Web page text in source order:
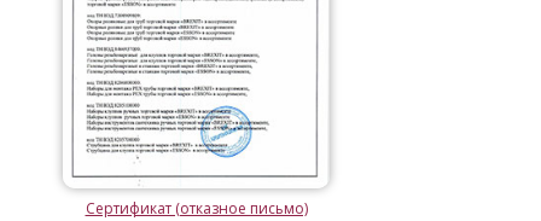
Сертификат (отказное письмо)